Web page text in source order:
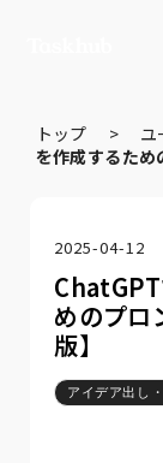
トップ > ユ
を作成するため
2025-04-12
めのプロ
版】
アイデア出し